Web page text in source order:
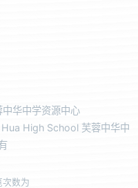
华中学资源中心
High School 芙蓉中华中
次数为